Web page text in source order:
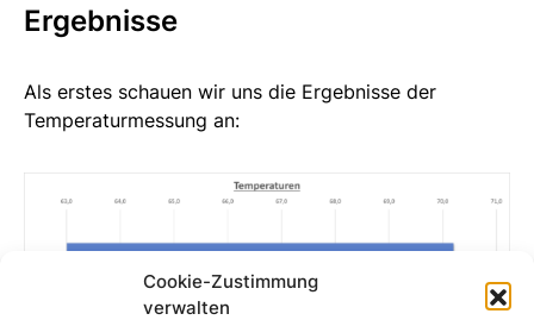
Cookie-Zustimmung
verwalten
Ergebnisse
Als erstes schauen wir uns die Ergebnisse der
Temperaturmessung an: